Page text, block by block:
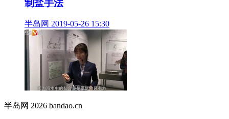
制盐手法
半岛网 2019-05-26 15:30
半岛网 2026 bandao.cn